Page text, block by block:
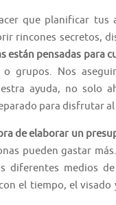
que planificar tus
rincones secretos,
están pensadas para
grupos. Nos
ayuda, no solo
para disfrutar
de elaborar un
pueden gastar
diferentes medios
el tiempo, el